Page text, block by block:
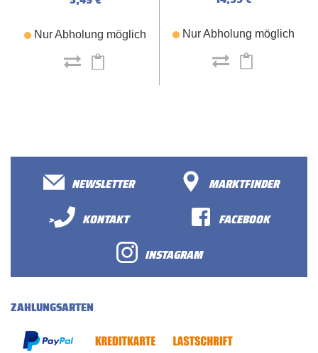
Nur Abholung möglich Nur Abholung möglich
NEWSLETTER
MARKTFINDER
>
KONTAKT
FACEBOOK
INSTAGRAM
ZAHLUNGSARTEN